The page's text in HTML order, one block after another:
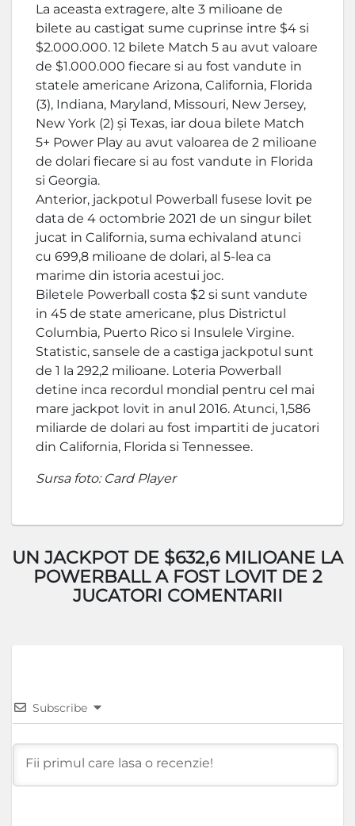
La aceasta extragere, alte 3 milioane de
bilete au castigat sume cuprinse intre $4 si
$2.000.000. 12 bilete Match 5 au avut valoare
de $1.000.000 fiecare si au fost vandute in
statele americane Arizona, California, Florida
(3), Indiana, Maryland, Missouri, New Jersey,
New York (2) și Texas, iar doua bilete Match
5+ Power Play au avut valoarea de 2 milioane
de dolari fiecare si au fost vandute in Florida
si Georgia.
Anterior, jackpotul Powerball fusese lovit pe
data de 4 octombrie 2021 de un singur bilet
jucat in California, suma echivaland atunci
cu 699,8 milioane de dolari, al 5-lea ca
marime din istoria acestui joc.
Biletele Powerball costa $2 si sunt vandute
in 45 de state americane, plus Districtul
Columbia, Puerto Rico si Insulele Virgine.
Statistic, sansele de a castiga jackpotul sunt
de 1 la 292,2 milioane. Loteria Powerball
detine inca recordul mondial pentru cel mai
mare jackpot lovit in anul 2016. Atunci, 1,586
miliarde de dolari au fost impartiti de jucatori
din California, Florida si Tennessee.
Sursa foto: Card Player
UN JACKPOT DE $632,6 MILIOANE LA
POWERBALL A FOST LOVIT DE 2
JUCATORI COMENTARII
Subscribe